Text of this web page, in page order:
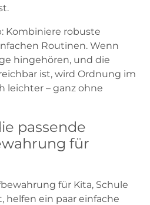
Kombiniere robuste
Routinen. Wenn
hingehören, und die
ist, wird Ordnung im
leichter – ganz ohne
passende
für
für Kita, Schule
helfen ein paar einfache